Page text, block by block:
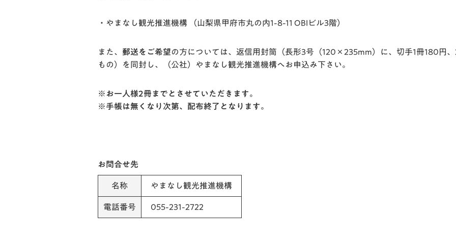
・やまなし観光推進機構 （山梨県甲府市丸の内1-8-11 OBIビル3階）
また、 郵送をご希望の方については、返信用封筒（長形3号（120×235mm）に、切手1冊180円
もの）を同封し、（公社）やまなし観光推進機構へお申込み下さい。
※お一人様2冊までとさせていただきます。
※手帳は無くなり次第、配布終了となります。
お問合せ先
名称 やまなし観光推進機構
電話番号 055-231-2722